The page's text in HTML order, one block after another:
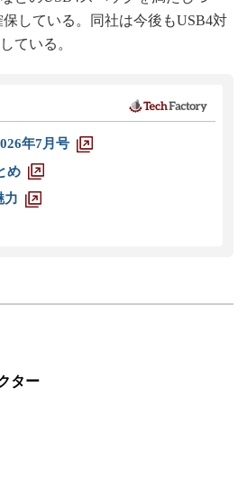
している。同社は今後もUSB4対
ている。
年7月号
め
力
ター